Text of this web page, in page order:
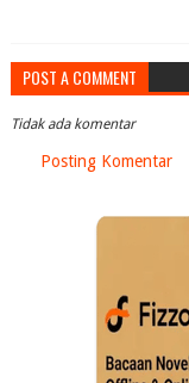
POST A COMMENT
Tidak ada komentar
Posting Komentar